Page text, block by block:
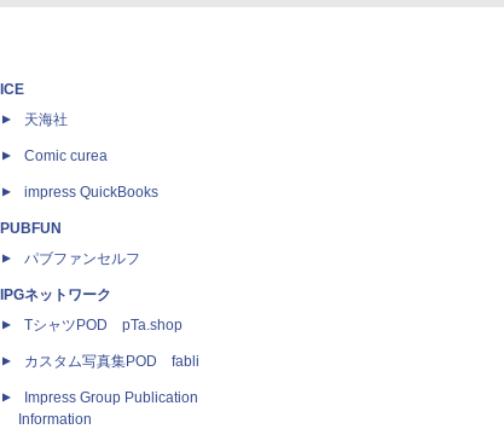
ICE
天海社
Comic curea
impress QuickBooks
PUBFUN
パブファンセルフ
IPGネットワーク
TシャツPOD pTa.shop
カスタム写真集POD fabli
Impress Group Publication
Information